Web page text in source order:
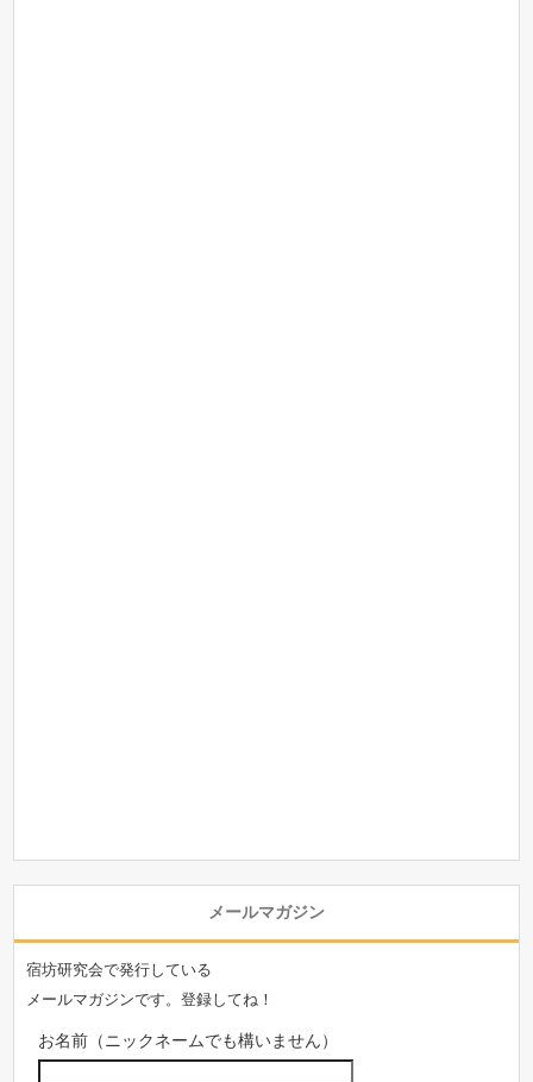
メールマガジン
宿坊研究会で発行している
メールマガジンです。登録してね！
お名前（ニックネームでも構いません）